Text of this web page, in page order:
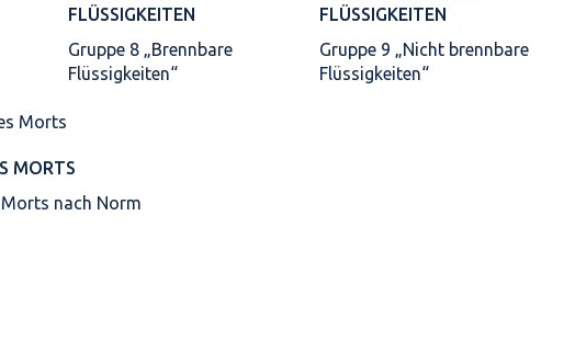
FLÜSSIGKEITEN
Gruppe 8 „Brennbare
Flüssigkeiten“
FLÜSSIGKEITEN
Gruppe 9 „Nicht brennbare
Flüssigkeiten“
MORTS
nach Norm